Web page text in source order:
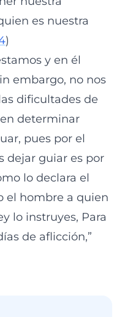
es nuestra
)
y en él
embargo, no nos
dificultades de
determinar
pues por el
dejar guiar es por
lo declara el
el hombre a quien
lo instruyes, Para
de aflicción,”